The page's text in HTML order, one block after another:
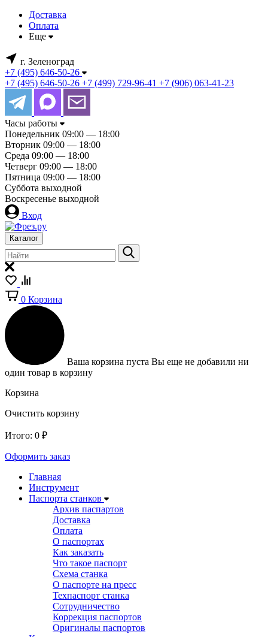
Доставка
Оплата
Еще
г. Зеленоград
+7 (495) 646-50-26
+7 (495) 646-50-26 +7 (499) 729-96-41 +7 (906) 063-41-23
Часы работы
Понедельник 09:00 — 18:00
Вторник 09:00 — 18:00
Среда 09:00 — 18:00
Четверг 09:00 — 18:00
Пятница 09:00 — 18:00
Суббота выходной
Воскресенье выходной
Вход
Каталог
0 Корзина
Ваша корзина пуста Вы еще не добавили ни
один товар в корзину
Корзина
Очистить корзину
Итого: 0 ₽
Оформить заказ
Главная
Инструмент
Паспорта станков
Архив паспартов
Доставка
Оплата
О паспортах
Как заказать
Что такое паспорт
Схема станка
О паспорте на пресс
Техпаспорт станка
Сотрудничество
Коррекция паспортов
Оригиналы паспортов